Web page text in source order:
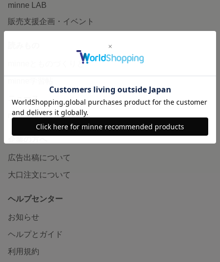
minne LAB
販売支援企画・イベント
minneとものづくりと
ニュース
minneの本
広告出稿について
大口注文について
ヘルプセンター
お知らせ
ヘルプとガイド
利用規約